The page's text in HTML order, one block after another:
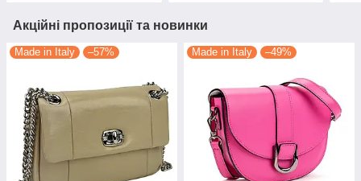
Акційні пропозиції та новинки
Made in Italy –57% Made in Italy –49%